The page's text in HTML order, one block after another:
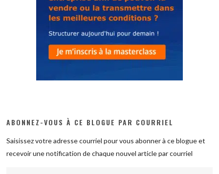
ABONNEZ-VOUS À CE BLOGUE PAR COURRIEL
Saisissez votre adresse courriel pour vous abonner à ce blogue et
recevoir une notification de chaque nouvel article par courriel